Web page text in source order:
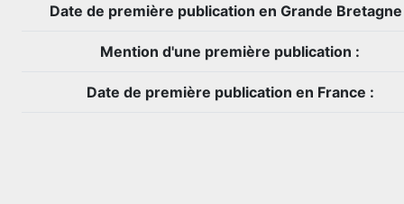
Date de première publication en Grande
Mention d'une première publication :
Date de première publication en France :